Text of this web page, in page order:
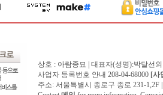
상호 : 아람종묘 | 대표자(성명):박달선
사업자 등록번호 안내 208-04-68000 [사
주소: 서울특별시 종로구 종로 231-1,2F